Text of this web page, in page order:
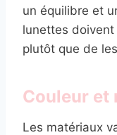
un équilibre et
lunettes
plutôt que de
Couleur et
Les matériaux